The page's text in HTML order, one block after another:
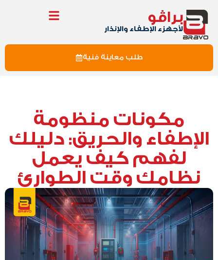
براڤو
لأجهزء الإطفاء والإنذار
طلب معاينة فنية
مكونات منظومة
الإطفاء والحريق: دليلك
لفهم كيف يعمل
نظامك وقت الطوارئ